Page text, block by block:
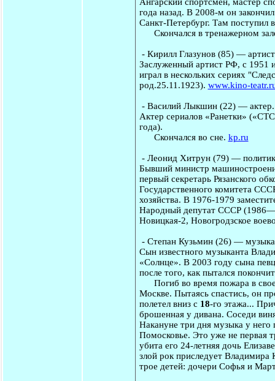
года назад. В 2008-м он
Санкт-Петербург. Там поступил
Скончался в тренажерном
- Кирилл Глазунов (85) —
Заслуженный артист РФ, с 1951
играл в нескольких сериях
род.25.11.1923). www.kino-
- Василий Лыкшин (22) —
Актер сериалов «Ранетки»
года).
Скончался во сне. kp.ru
- Леонид Хитрун(79) —
Бывший министр
первый секретарь Рязанского
Государственного комитета
хозяйства. В 1976-1979
Народный депутат СССР
Новицкая-2, Новогродзское
- Степан Кузьмин(26) —
Сын известного музыканта
«Солнце». В 2003 году сына
после того, как пытался
Погиб во время пожара в
Москве. Пытаясь спастись, он
полетел вниз с 18-го этажа...
брошенная у дивана. Соседи
Накануне три дня музыка у него
Помосковье. Это уже не первая
убита его 24-летняя дочь
злой рок приследует
трое детей: дочери Софья и